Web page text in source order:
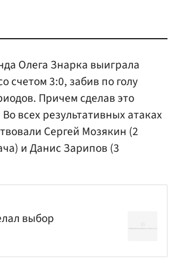
Олега Знарка выиграла
счетом 3:0, забив по голу
Причем сделав это
всех результативных атаках
Сергей Мозякин (2
и Данис Зарипов (3
выбор